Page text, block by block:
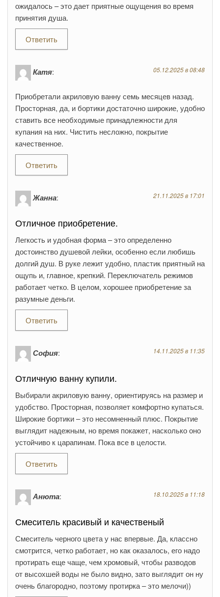
ожидалось – это дает приятные ощущения во время
принятия душа.
Ответить
Катя: 05.12.2025 в 08:48
Приобретали акриловую ванну семь месяцев назад.
Просторная, да, и бортики достаточно широкие, удобно
ставить все необходимые принадлежности для
купания на них. Чистить несложно, покрытие
качественное.
Ответить
Жанна: 21.11.2025 в 17:01
Отличное приобретение.
Легкость и удобная форма – это определенно
достоинство душевой лейки, особенно если любишь
долгий душ. В руке лежит удобно, пластик приятный на
ощупь и, главное, крепкий. Переключатель режимов
работает четко. В целом, хорошее приобретение за
разумные деньги.
Ответить
София: 14.11.2025 в 11:35
Отличную ванну купили.
Выбирали акриловую ванну, ориентируясь на размер и
удобство. Просторная, позволяет комфортно купаться.
Широкие бортики – это несомненный плюс. Покрытие
выглядит надежным, но время покажет, насколько оно
устойчиво к царапинам. Пока все в целости.
Ответить
Анюта: 18.10.2025 в 11:18
Смеситель красивый и качественый
Смеситель черного цвета у нас впервые. Да, классно
смотрится, четко работает, но как оказалось, его надо
протирать еще чаще, чем хромовый, чтобы разводов
от высохшей воды не было видно, зато выглядит он ну
очень благородно, поэтому протирка – это мелочи))